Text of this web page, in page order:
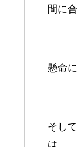
間に
懸命
そし
は